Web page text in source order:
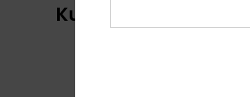
Kundenbewertungen